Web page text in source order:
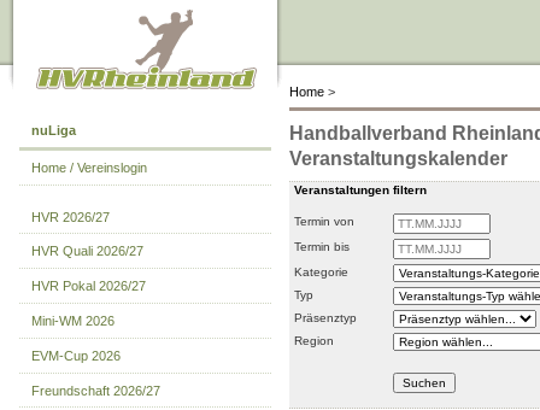
Home >
nuLiga
Home / Vereinslogin
HVR 2026/27
HVR Quali 2026/27
HVR Pokal 2026/27
Mini-WM 2026
EVM-Cup 2026
Freundschaft 2026/27
Handballverband
Veranstaltungskalender
Veranstaltungen filtern
Termin von
Termin bis
Kategorie
Typ
Präsenztyp
Region